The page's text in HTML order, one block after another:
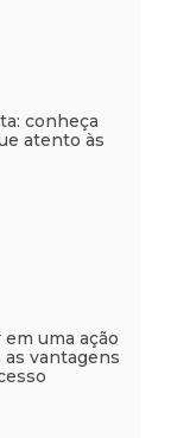
conheça
atento às
uma ação
as vantagens